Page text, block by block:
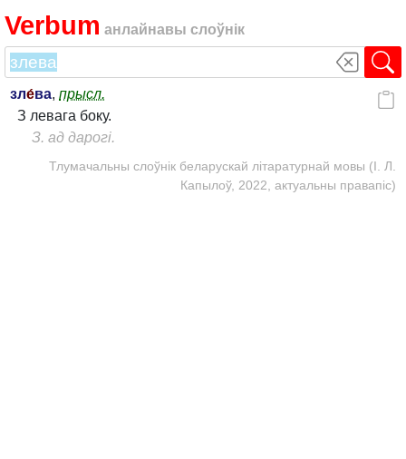
Verbum анлайнавы слоўнік
зле́ва, прысл.
З левага боку.
З. ад дарогі.
Тлумачальны слоўнік беларускай літаратурнай мовы (І. Л.
Капылоў, 2022, актуальны правапіс)